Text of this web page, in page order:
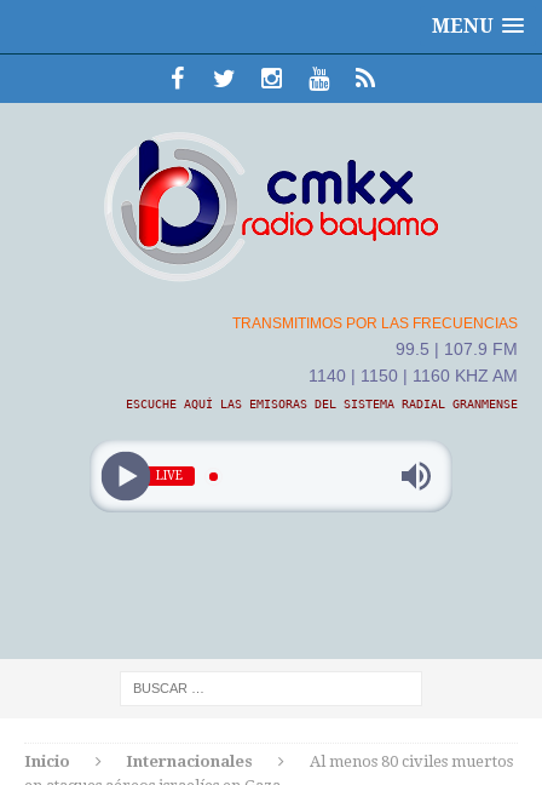
MENU
TRANSMITIMOS POR LAS FRECUENCIAS
99.5 | 107.9 FM
1140 | 1150 | 1160 KHZ AM
ESCUCHE AQUÍ LAS EMISORAS DEL SISTEMA RADIAL GRANMENSE
LIVE
Inicio Internacionales
Al menos 80 civiles muertos